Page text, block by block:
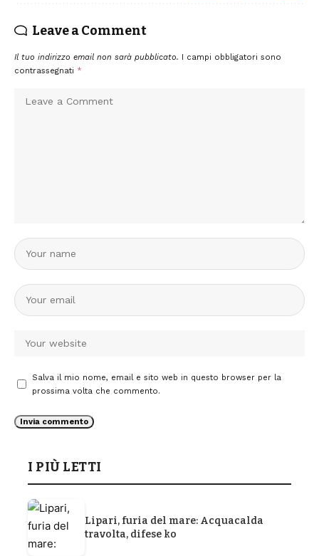
Leave a Comment
Il tuo indirizzo email non sarà pubblicato. I campi obbligatori sono
contrassegnati *
Salva il mio nome, email e sito web in questo browser per la
prossima volta che commento.
I PIÙ LETTI
Lipari, furia del mare: Acquacalda
travolta, difese ko